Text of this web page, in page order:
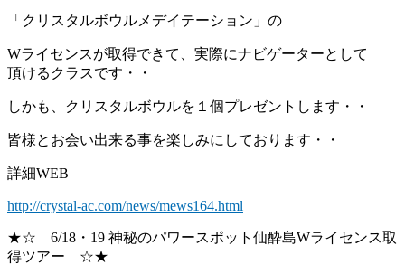
「クリスタルボウルメデイテーション」の
Wライセンスが取得できて、実際にナビゲーターとして
頂けるクラスです・・
しかも、クリスタルボウルを１個プレゼントします・・
皆様とお会い出来る事を楽しみにしております・・
詳細WEB
http://crystal-ac.com/news/mews164.html
★☆ 6/18・19 神秘のパワースポット仙酔島Wライセンス取
得ツアー ☆★